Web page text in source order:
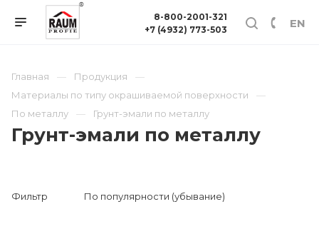
EN
8-800-2001-321
+7 (4932) 773-503
Главная
Продукция
Материалы по типу окрашиваемой поверхности
По металлу
Грунт-эмали по металлу
Грунт-эмали по металлу
Фильтр По популярности (убывание)